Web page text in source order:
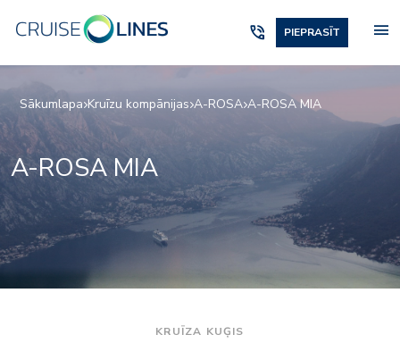
phone_in_talk PIEPRASĪT menu
Sākumlapa Kruīzu kompānijas A-ROSA A-ROSA MIA
A-ROSA MIA
KRUĪZA KUĢIS